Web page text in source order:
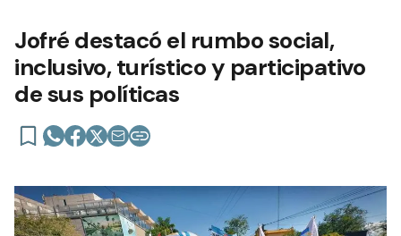
Jofré destacó el rumbo social,
inclusivo, turístico y participativo
de sus políticas